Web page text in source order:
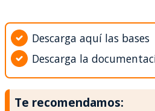
Descarga aquí las bases
Descarga la
Te recomendamos: